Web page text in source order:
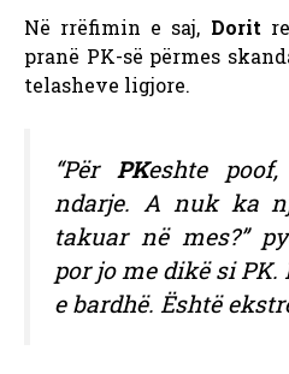
Në rrëfimin e saj, Dorit
pranë PK-së përmes
telasheve ligjore.
“PërPKeshte
ndarje. A nuk ka
takuar në mes?”
por jo me dikë si PK.
e bardhë. Është